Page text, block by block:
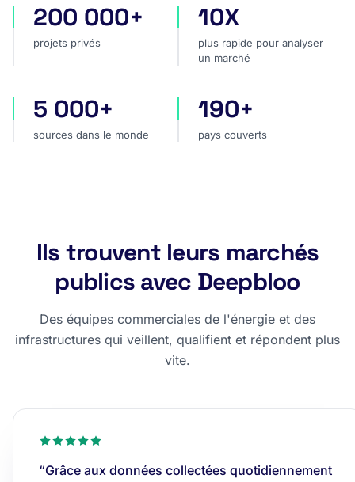
projets privés
200 000+
projets privés
plus rapide pour analyser
10X
plus rapide pour analyser
un marché
sources dans le monde
5 000+
sources dans le monde
pays couverts
190+
pays couverts
Ils trouvent leurs marchés
publics avec Deepbloo
Des équipes commerciales de l'énergie et des
infrastructures qui veillent, qualifient et répondent plus
vite.
“Grâce aux données collectées quotidiennement